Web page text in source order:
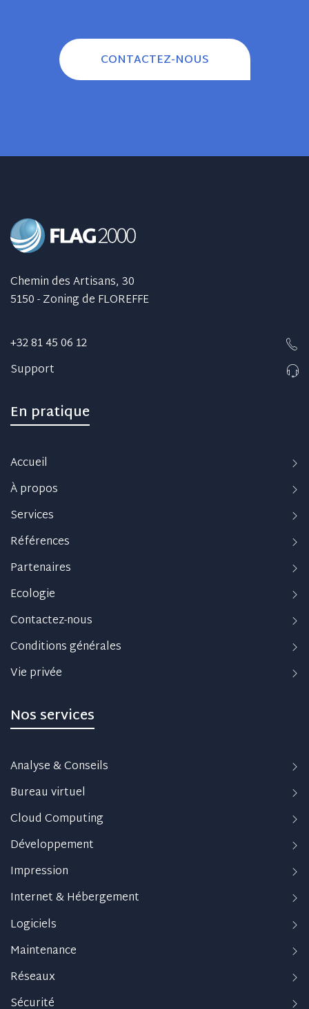
CONTACTEZ-NOUS
Chemin des Artisans, 30
5150 - Zoning de FLOREFFE
+32 81 45 06 12
Support
En pratique
Accueil
À propos
Services
Références
Partenaires
Ecologie
Contactez-nous
Conditions générales
Vie privée
Nos services
Analyse & Conseils
Bureau virtuel
Cloud Computing
Développement
Impression
Internet & Hébergement
Logiciels
Maintenance
Réseaux
Sécurité